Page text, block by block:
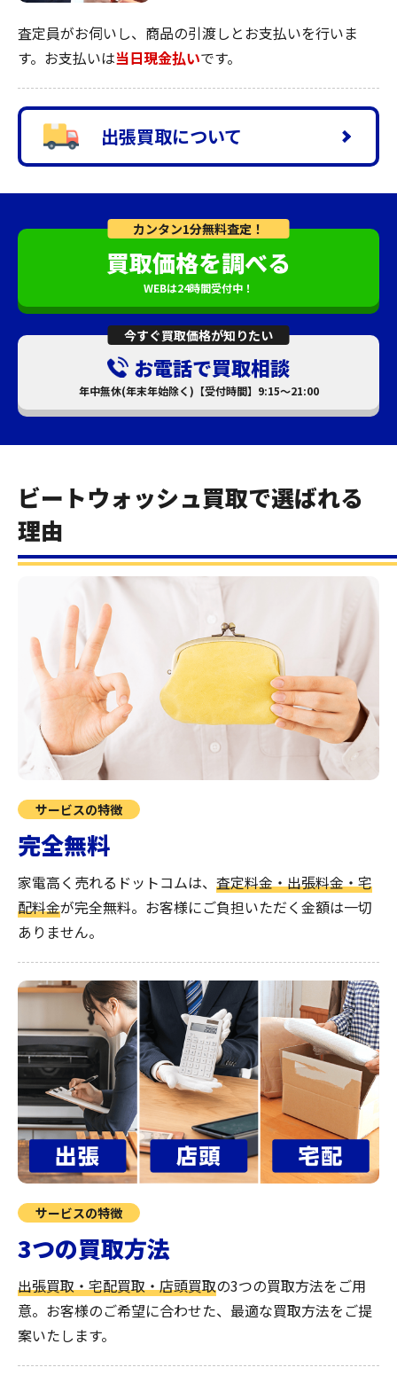
査定員がお伺いし、商品の引渡しとお支払いを行いま
す。お支払いは当日現金払いです。
出張買取について
カンタン1分無料査定！
買取価格を調べる
WEBは24時間受付中！
今すぐ買取価格が知りたい
お電話で買取相談
年中無休(年末年始除く)【受付時間】9:15～21:00
ビートウォッシュ買取で選ばれる
理由
サービスの特徴
完全無料
家電高く売れるドットコムは、 査定料金・出張料金・宅
配料金が完全無料。 お客様にご負担いただく金額は一切
ありません。
サービスの特徴
3つの買取方法
出張買取・宅配買取・店頭買取の3つの買取方法をご用
意。お客様のご希望に合わせた、最適な買取方法をご提
案いたします。